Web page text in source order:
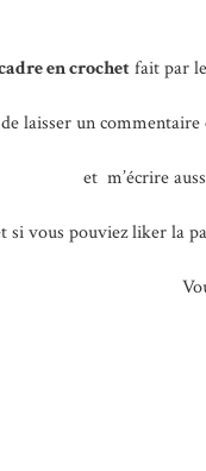
en crochetfait par
laisser un commentaire
et m’écrire
si vous pouviez liker la